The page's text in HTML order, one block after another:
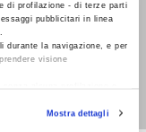
di profilazione - di terze parti
pubblicitari in linea
durante la navigazione, e per
visione
RevocaMostra dettagli